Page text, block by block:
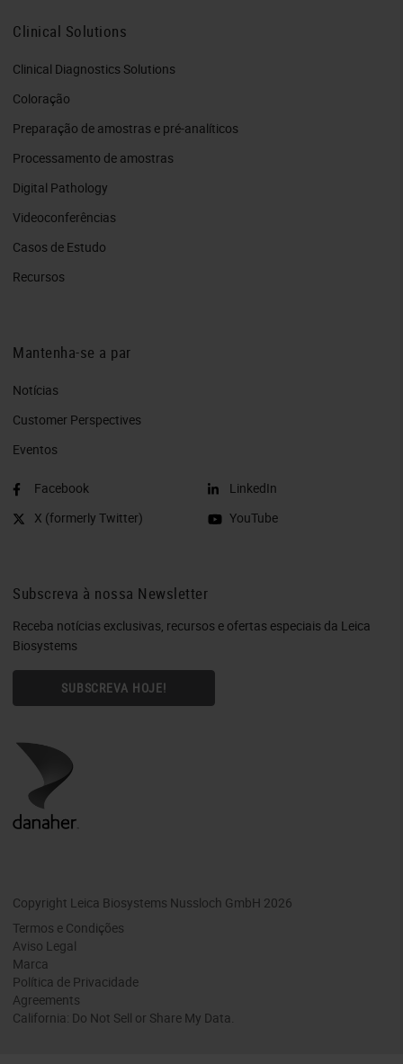
Clinical Solutions
Clinical Diagnostics Solutions
Coloração
Preparação de amostras e pré-analíticos
Processamento de amostras
Digital Pathology
Videoconferências
Casos de Estudo
Recursos
Mantenha-se a par
Notícias
Customer Perspectives​
Eventos
Facebook
X (formerly Twitter)
LinkedIn
YouTube
Subscreva à nossa Newsletter
Receba notícias exclusivas, recursos e ofertas especiais da Leica
Biosystems
SUBSCREVA HOJE!
Copyright Leica Biosystems Nussloch GmbH 2026
Termos e Condições
Aviso Legal
Marca
Política de Privacidade
Agreements
California: Do Not Sell or Share My Data.